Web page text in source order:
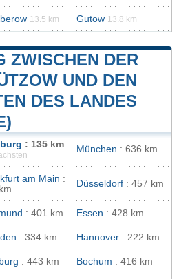
13.5 km Gutow 13.8 km
ZWISCHEN DER
UND DEN
DES LANDES
: 135 km München : 636 km
am Main :
Düsseldorf : 457 km
: 401 km Essen : 428 km
: 334 km Hannover : 222 km
: 443 km Bochum : 416 km